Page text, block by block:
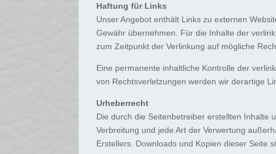
Haftung für Links
Unser Angebot enthält Links zu externen
Gewähr übernehmen. Für die Inhalte der
zum Zeitpunkt der Verlinkung auf mögliche
Eine permanente inhaltliche Kontrolle der
von Rechtsverletzungen werden wir derartige
Urheberrecht
Die durch die Seitenbetreiber erstellten Inhalte
Verbreitung und jede Art der Verwertung
Erstellers. Downloads und Kopien dieser Seite